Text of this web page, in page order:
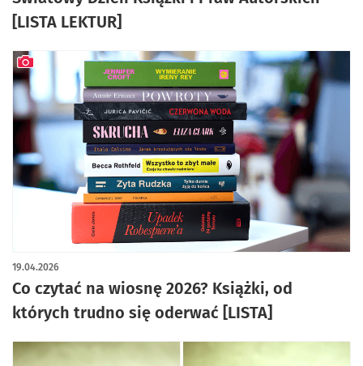
[LISTA LEKTUR]
Co czytać na wiosnę 2026? Książki, od
których trudno się oderwać [LISTA]
19.04.2026
artykuł z galerią zdjęć